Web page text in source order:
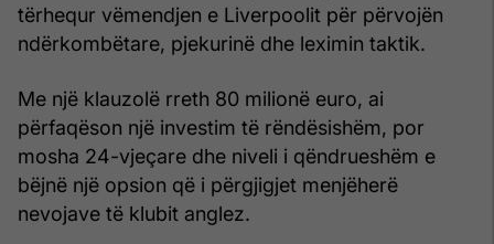
tërhequr vëmendjen e Liverpoolit për përvojën
ndërkombëtare, pjekurinë dhe leximin taktik.
Me një klauzolë rreth 80 milionë euro, ai
përfaqëson një investim të rëndësishëm, por
mosha 24-vjeçare dhe niveli i qëndrueshëm e
bëjnë një opsion që i përgjigjet menjëherë
nevojave të klubit anglez.